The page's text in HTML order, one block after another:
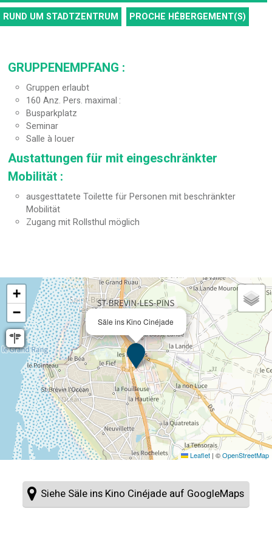
RUND UM STADTZENTRUM
PROCHE HÉBERGEMENT(S)
GRUPPENEMPFANG :
Gruppen erlaubt
160 Anz. Pers. maximal
Busparkplatz
Seminar
Salle à louer
Austattungen für mit eingeschränkter
Mobilität :
ausgesttatete Toilette für Personen mit beschränkter
Mobilität
Zugang mit Rollsthul möglich
Säle ins Kino Cinéjade
+
−
Leaflet | ©OpenStreetMap
Siehe Säle ins Kino Cinéjade auf GoogleMaps